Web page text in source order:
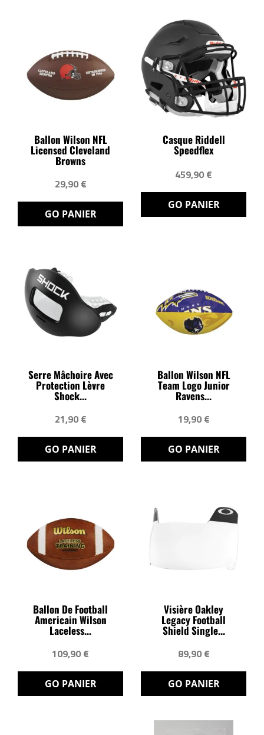
Ballon Wilson NFL
Licensed Cleveland
Browns
29,90 €
GO PANIER
Casque Riddell
Speedflex
459,90 €
GO PANIER
Serre Mâchoire Avec
Protection Lèvre
Shock...
21,90 €
GO PANIER
Ballon Wilson NFL
Team Logo Junior
Ravens...
19,90 €
GO PANIER
Ballon De Football
Americain Wilson
Laceless...
109,90 €
GO PANIER
Visière Oakley
Legacy Football
Shield Single...
89,90 €
GO PANIER